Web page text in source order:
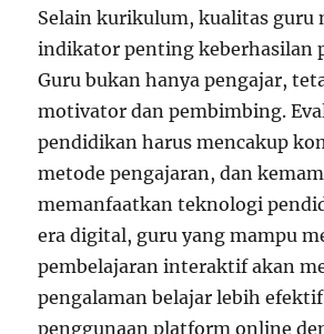
Selain kurikulum, kualitas guru
indikator penting keberhasilan
Guru bukan hanya pengajar,
motivator dan pembimbing.
pendidikan harus mencakup
metode pengajaran, dan
memanfaatkan teknologi
era digital, guru yang mampu
pembelajaran interaktif akan
pengalaman belajar lebih
penggunaan platform online